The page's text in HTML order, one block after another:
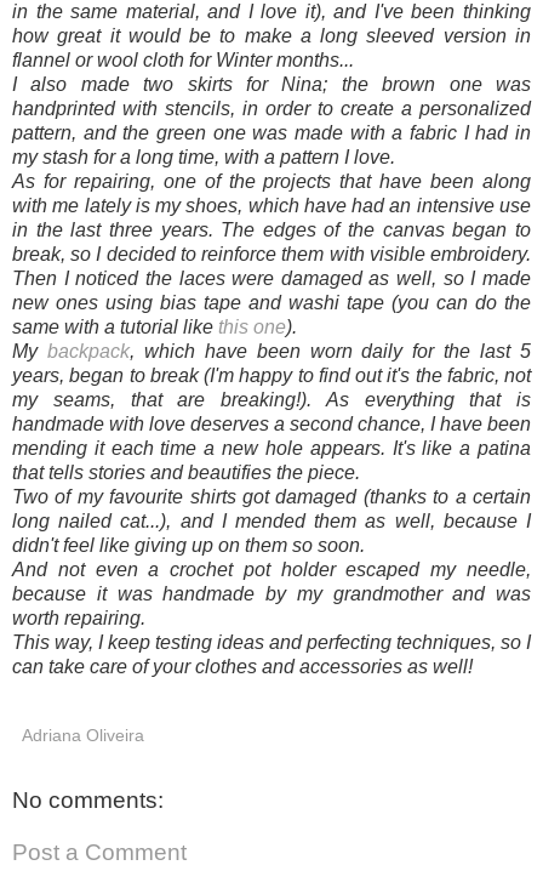
in the same material, and I love it), and I've been thinking
how great it would be to make a long sleeved version in
flannel or wool cloth for Winter months...
I also made two skirts for Nina; the brown one was
handprinted with stencils, in order to create a personalized
pattern, and the green one was made with a fabric I had in
my stash for a long time, with a pattern I love.
As for repairing, one of the projects that have been along
with me lately is my shoes, which have had an intensive use
in the last three years. The edges of the canvas began to
break, so I decided to reinforce them with visible embroidery.
Then I noticed the laces were damaged as well, so I made
new ones using bias tape and washi tape (you can do the
same with a tutorial like this one).
My backpack, which have been worn daily for the last 5
years, began to break (I'm happy to find out it's the fabric, not
my seams, that are breaking!). As everything that is
handmade with love deserves a second chance, I have been
mending it each time a new hole appears. It's like a patina
that tells stories and beautifies the piece.
Two of my favourite shirts got damaged (thanks to a certain
long nailed cat...), and I mended them as well, because I
didn't feel like giving up on them so soon.
And not even a crochet pot holder escaped my needle,
because it was handmade by my grandmother and was
worth repairing.
This way, I keep testing ideas and perfecting techniques, so I
can take care of your clothes and accessories as well!
Adriana Oliveira
No comments:
Post a Comment